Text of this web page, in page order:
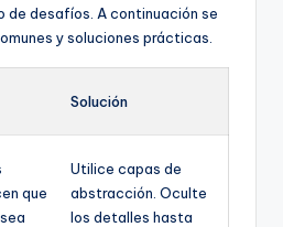
de desafíos. A continuación se
y soluciones prácticas.
Solución
que
Utilice capas de
abstracción. Oculte
los detalles hasta